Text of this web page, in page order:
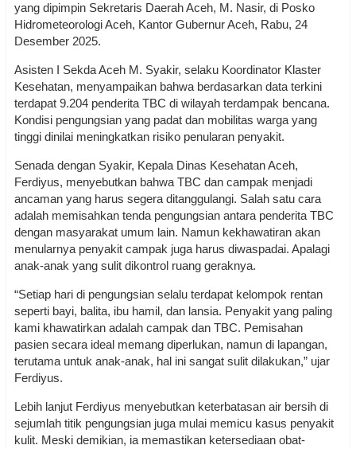
yang dipimpin Sekretaris Daerah Aceh, M. Nasir, di Posko
Hidrometeorologi Aceh, Kantor Gubernur Aceh, Rabu, 24
Desember 2025.
Asisten I Sekda Aceh M. Syakir, selaku Koordinator Klaster
Kesehatan, menyampaikan bahwa berdasarkan data terkini
terdapat 9.204 penderita TBC di wilayah terdampak bencana.
Kondisi pengungsian yang padat dan mobilitas warga yang
tinggi dinilai meningkatkan risiko penularan penyakit.
Senada dengan Syakir, Kepala Dinas Kesehatan Aceh,
Ferdiyus, menyebutkan bahwa TBC dan campak menjadi
ancaman yang harus segera ditanggulangi. Salah satu cara
adalah memisahkan tenda pengungsian antara penderita TBC
dengan masyarakat umum lain. Namun kekhawatiran akan
menularnya penyakit campak juga harus diwaspadai. Apalagi
anak-anak yang sulit dikontrol ruang geraknya.
“Setiap hari di pengungsian selalu terdapat kelompok rentan
seperti bayi, balita, ibu hamil, dan lansia. Penyakit yang paling
kami khawatirkan adalah campak dan TBC. Pemisahan
pasien secara ideal memang diperlukan, namun di lapangan,
terutama untuk anak-anak, hal ini sangat sulit dilakukan,” ujar
Ferdiyus.
Lebih lanjut Ferdiyus menyebutkan keterbatasan air bersih di
sejumlah titik pengungsian juga mulai memicu kasus penyakit
kulit. Meski demikian, ia memastikan ketersediaan obat-